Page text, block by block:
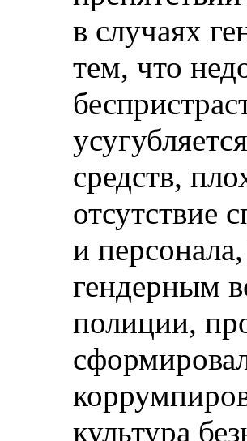
в случаях
тем, что
средств,
отсутствие
и
гендерным
полиции,
культура